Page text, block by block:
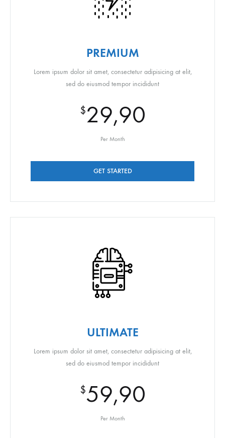
PREMIUM
Lorem ipsum dolor sit amet, consectetur adipisicing at elit,
sed do eiusmod tempor incididunt
$29,90
Per Month
GET STARTED
ULTIMATE
Lorem ipsum dolor sit amet, consectetur adipisicing at elit,
sed do eiusmod tempor incididunt
$59,90
Per Month